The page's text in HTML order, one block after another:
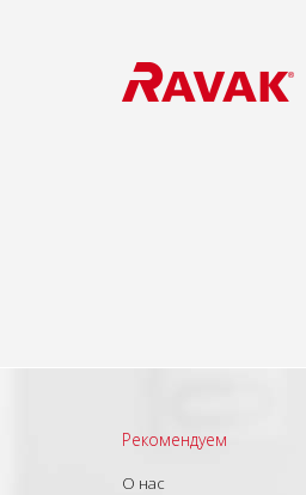
Рекомендуем
О нас